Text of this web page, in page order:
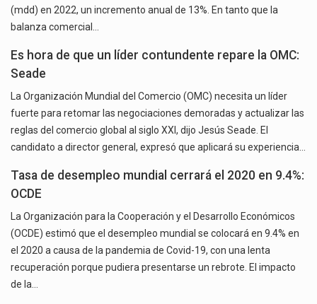
(mdd) en 2022, un incremento anual de 13%. En tanto que la
balanza comercial…
Es hora de que un líder contundente repare la OMC:
Seade
La Organización Mundial del Comercio (OMC) necesita un líder
fuerte para retomar las negociaciones demoradas y actualizar las
reglas del comercio global al siglo XXI, dijo Jesús Seade. El
candidato a director general, expresó que aplicará su experiencia…
Tasa de desempleo mundial cerrará el 2020 en 9.4%:
OCDE
La Organización para la Cooperación y el Desarrollo Económicos
(OCDE) estimó que el desempleo mundial se colocará en 9.4% en
el 2020 a causa de la pandemia de Covid-19, con una lenta
recuperación porque pudiera presentarse un rebrote. El impacto
de la…